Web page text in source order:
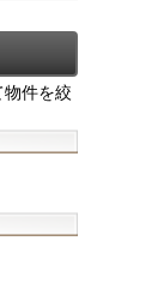
件を絞